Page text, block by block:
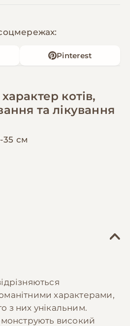
Pinterest
котів,
та лікування
35 см
характерами,
з них унікальним.
високий